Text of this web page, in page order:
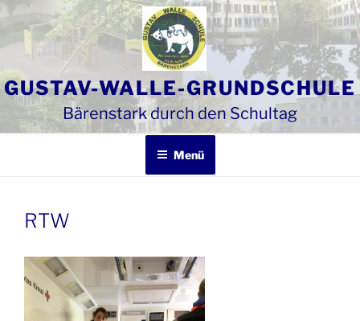
Zum
Inhalt
springen
GUSTAV-WALLE-GRUNDSCHULE
Bärenstark durch den Schultag
Menü
RTW